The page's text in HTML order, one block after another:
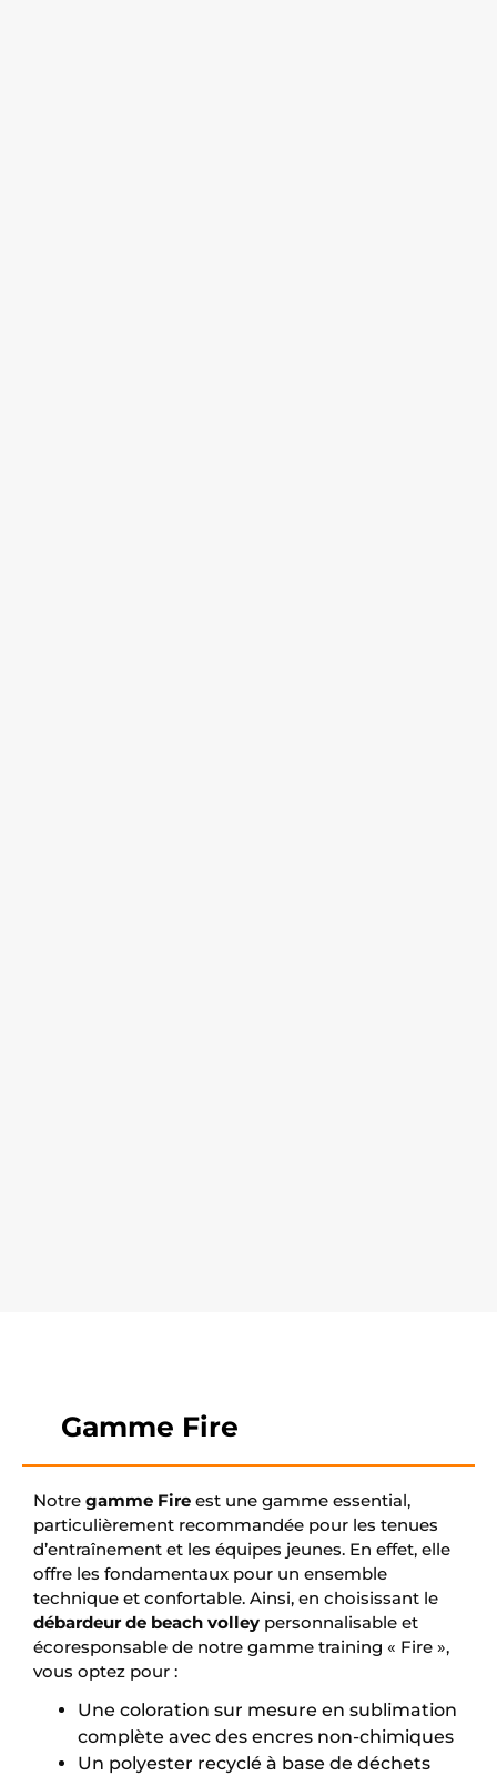
Gamme Fire
Notre gamme Fire est une gamme essential,
particulièrement recommandée pour les tenues
d’entraînement et les équipes jeunes. En effet, elle
offre les fondamentaux pour un ensemble
technique et confortable. Ainsi, en choisissant le
débardeur de beach volley personnalisable et
écoresponsable de notre gamme training « Fire »,
vous optez pour :
Une coloration sur mesure en sublimation
complète avec des encres non-chimiques
Un polyester recyclé à base de déchets